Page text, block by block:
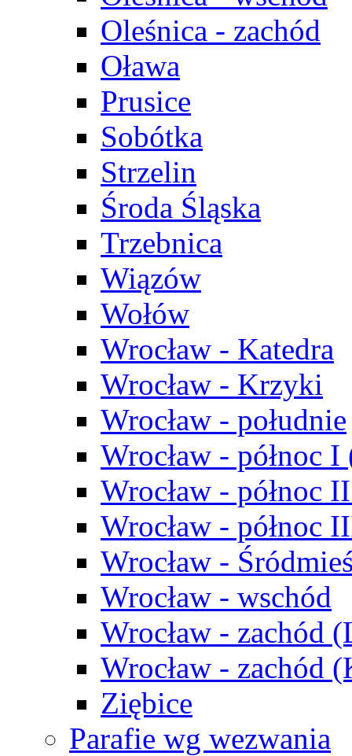
Oleśnica - zachód
Oława
Prusice
Sobótka
Strzelin
Środa Śląska
Trzebnica
Wiązów
Wołów
Wrocław - Katedra
Wrocław - Krzyki
Wrocław - południe
Wrocław - północ
Wrocław - północ
Wrocław - północ
Wrocław -
Wrocław - wschód
Wrocław - zachód
Wrocław - zachód
Ziębice
Parafie wg wezwania